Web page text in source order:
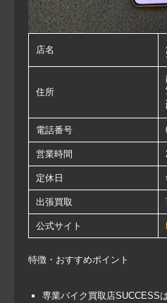
店名
住所
電話番号
営業時間
定休日
出張買取
公式サイト
特徴・おすすめポイント
専業バイク買取店SUCCESS